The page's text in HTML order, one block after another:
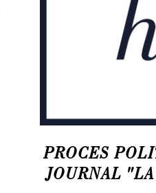
PROCES
JOURNAL